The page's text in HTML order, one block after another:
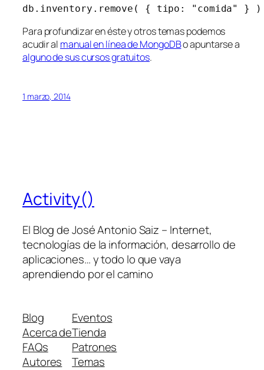
db.inventory.remove( { tipo: "comida" } )
Para profundizar en éste y otros temas podemos
acudir al manual en línea de MongoDBo apuntarse a
alguno de sus cursos gratuitos.
1 marzo, 2014
Activity()
El Blog de José Antonio Saiz – Internet,
tecnologías de la información, desarrollo de
aplicaciones… y todo lo que vaya
aprendiendo por el camino
Blog
Acerca de
FAQs
Autores
Eventos
Tienda
Patrones
Temas